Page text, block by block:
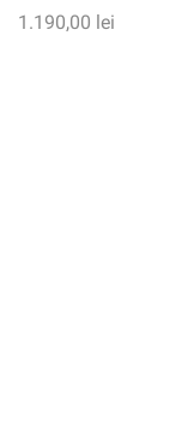
1.190,00 lei